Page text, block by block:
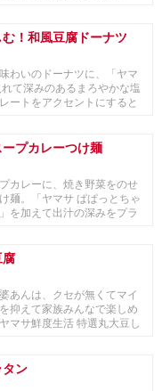
！和風豆腐ドーナツ
わいのドーナツに、「ヤマ
て深みのあるまろやかな塩
ートをアクセントにすると
プカレーつけ麺
カレーに、焼き野菜をのせ
麺。「ヤマサ ぱぱっとちゃ
を加えて出汁の深みをプラ
あんは、クセが無くてマイ
抑えて家族みんなで楽しめ
マサ鮮度生活 特選丸大豆し
ン